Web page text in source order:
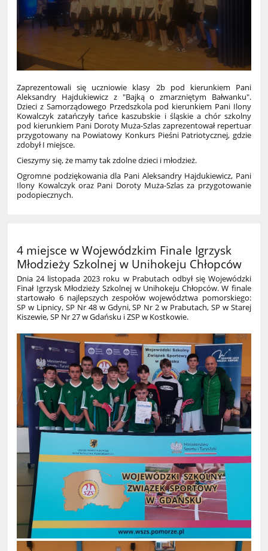
Zaprezentowali się uczniowie klasy 2b pod kierunkiem Pani
Aleksandry Hajdukiewicz z "Bajką o zmarzniętym Bałwanku".
Dzieci z Samorządowego Przedszkola pod kierunkiem Pani Ilony
Kowalczyk zatańczyły tańce kaszubskie i śląskie a chór szkolny
pod kierunkiem Pani Doroty Muża-Szlas zaprezentował repertuar
przygotowany na Powiatowy Konkurs Pieśni Patriotycznej, gdzie
zdobył I miejsce.
Cieszymy się, że mamy tak zdolne dzieci i młodzież.
Ogromne podziękowania dla Pani Aleksandry Hajdukiewicz, Pani
Ilony Kowalczyk oraz Pani Doroty Muża-Szlas za przygotowanie
podopiecznych.
4 miejsce w Wojewódzkim Finale Igrzysk
Młodzieży Szkolnej w Unihokeju Chłopców
Dnia 24 listopada 2023 roku w Prabutach odbył się Wojewódzki
Finał Igrzysk Młodzieży Szkolnej w Unihokeju Chłopców. W finale
startowało 6 najlepszych zespołów województwa pomorskiego:
SP w Lipnicy, SP Nr 48 w Gdyni, SP Nr 2 w Prabutach, SP w Starej
Kiszewie, SP Nr 27 w Gdańsku i ZSP w Kostkowie.